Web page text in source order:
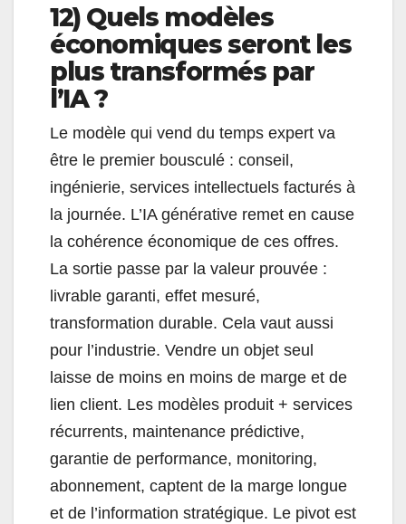
12) Quels modèles
économiques seront les
plus transformés par
l’IA ?
Le modèle qui vend du temps expert va
être le premier bousculé : conseil,
ingénierie, services intellectuels facturés à
la journée. L’IA générative remet en cause
la cohérence économique de ces offres.
La sortie passe par la valeur prouvée :
livrable garanti, effet mesuré,
transformation durable. Cela vaut aussi
pour l’industrie. Vendre un objet seul
laisse de moins en moins de marge et de
lien client. Les modèles produit + services
récurrents, maintenance prédictive,
garantie de performance, monitoring,
abonnement, captent de la marge longue
et de l’information stratégique. Le pivot est